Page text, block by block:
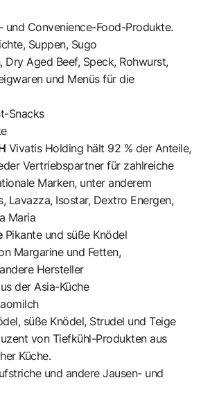
und Convenience-Food-Produkte.
Suppen, Sugo
Dry Aged Beef, Speck, Rohwurst,
und Menüs für die
Snacks
Vivatis Holding hält 92 % der Anteile,
Vertriebspartner für zahlreiche
Marken, unter anderem
, Lavazza, Isostar, Dextro Energen,
Maria
Pikante und süße Knödel
Margarine und Fetten,
Hersteller
der Asia-Küche
süße Knödel, Strudel und Teige
von Tiefkühl-Produkten aus
Küche.
und andere Jausen- und